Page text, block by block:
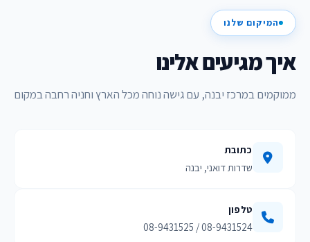
המיקום שלנו
איך מגיעים אלינו
ממוקמים במרכז יבנה, עם גישה נוחה מכל הארץ וחניה רחבה במקום
כתובת
שדרות דואני, יבנה
טלפון
08-9431524 / 08-9431525